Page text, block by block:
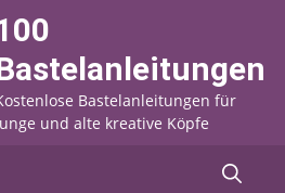
Bastelanleitungen für
und alte kreative Köpfe